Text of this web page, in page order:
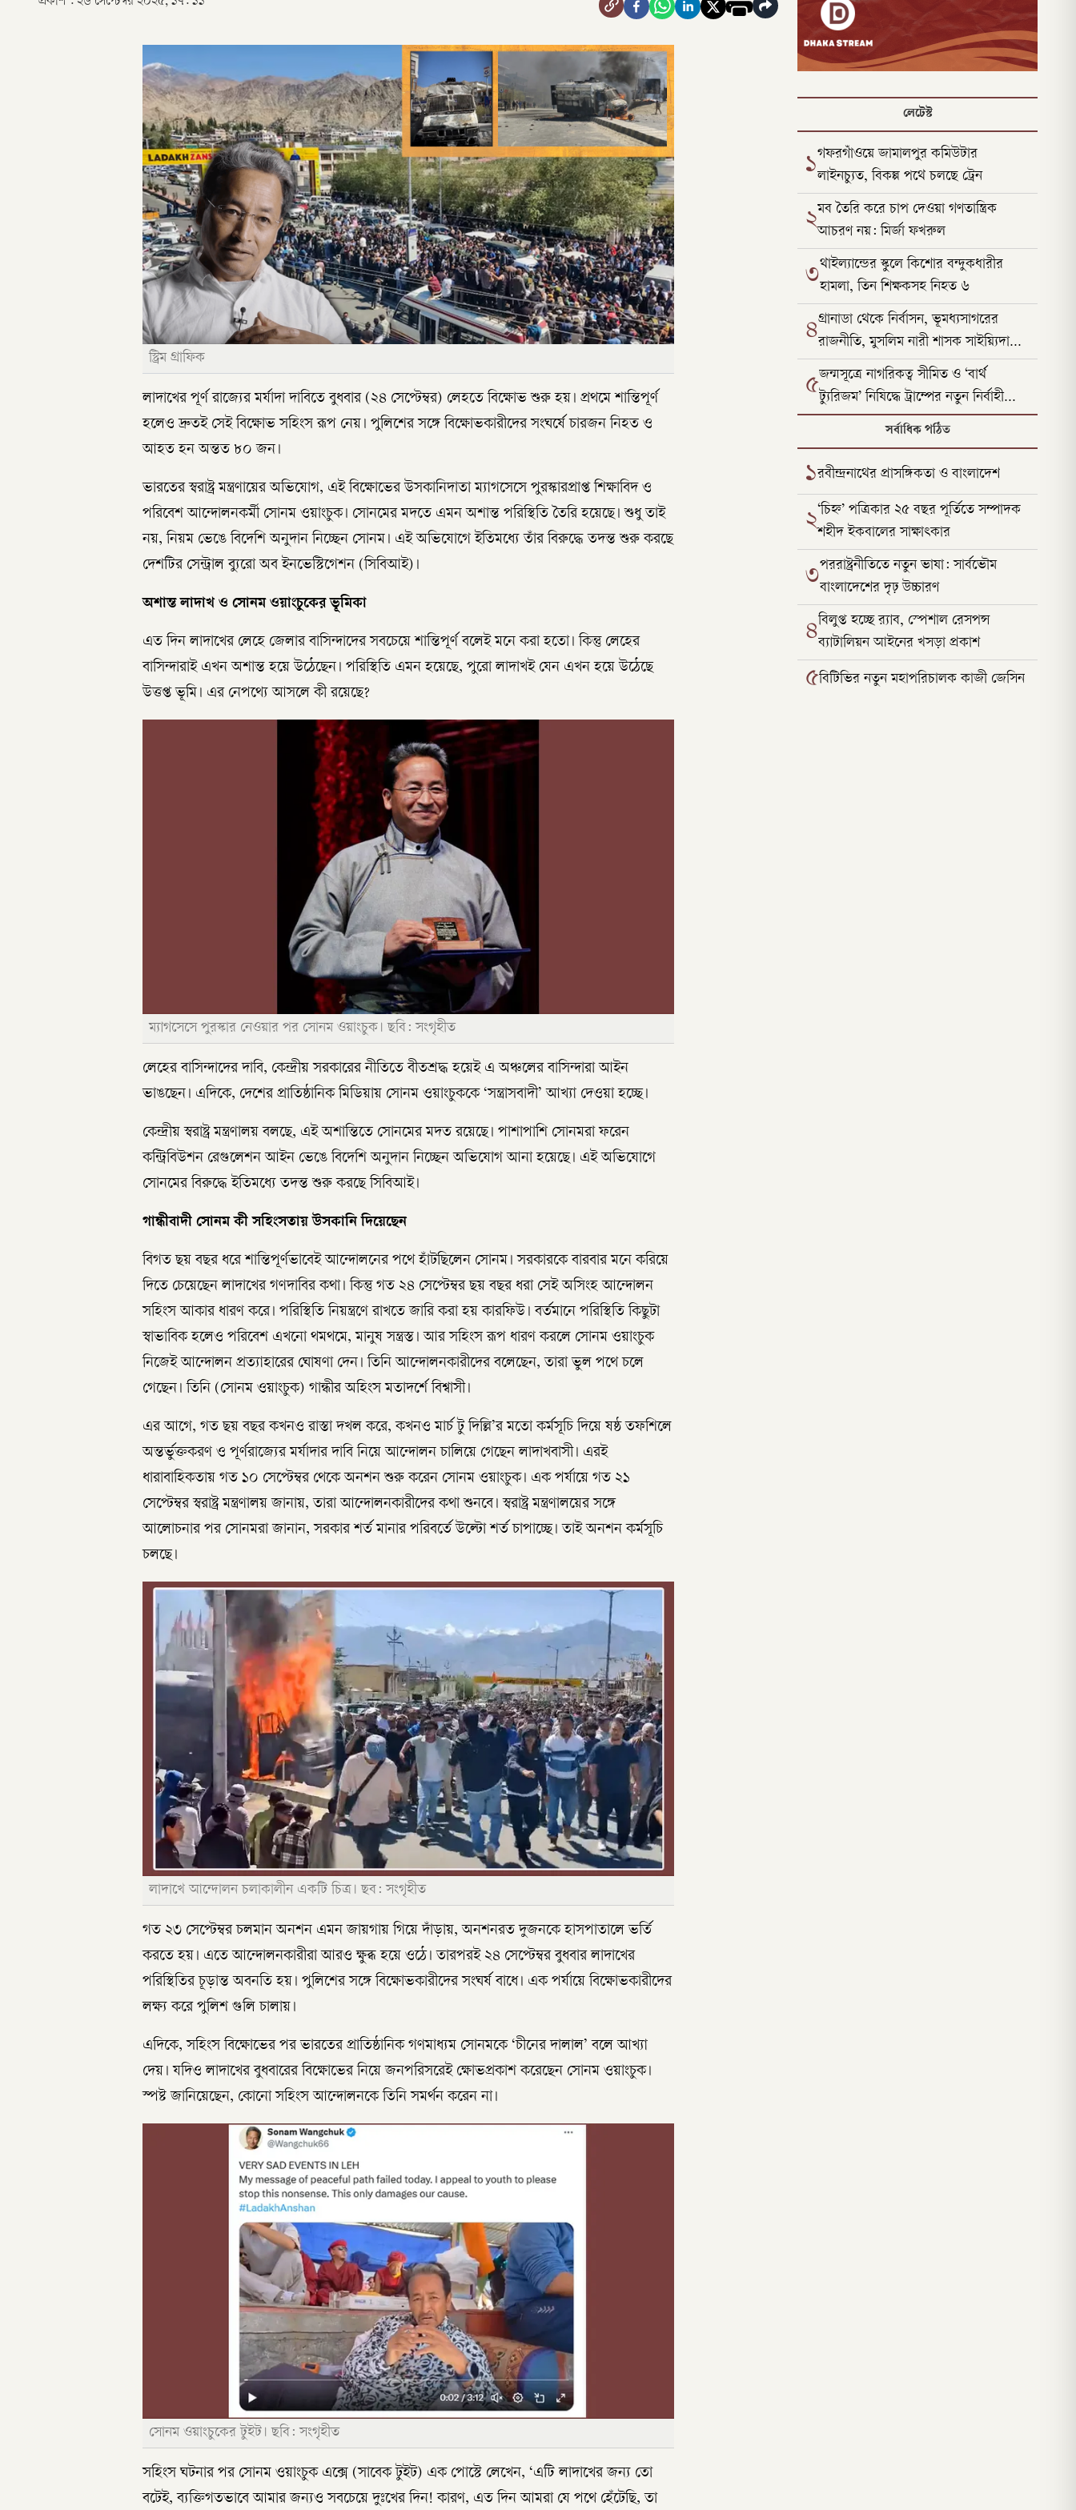
স্ট্রিম গ্রাফিক
লাদাখের পূর্ণ রাজ্যের মর্যাদা দাবিতে বুধবার (২৪ সেপ্টেম্বর) লেহতে বিক্ষোভ শুরু হয়। প্রথমে শান্তিপূর্ণ
হলেও দ্রুতই সেই বিক্ষোভ সহিংস রূপ নেয়। পুলিশের সঙ্গে বিক্ষোভকারীদের সংঘর্ষে চারজন নিহত ও
আহত হন অন্তত ৮০ জন।
ভারতের স্বরাষ্ট্র মন্ত্রণায়ের অভিযোগ, এই বিক্ষোভের উসকানিদাতা ম্যাগসেসে পুরস্কারপ্রাপ্ত শিক্ষাবিদ ও
পরিবেশ আন্দোলনকর্মী সোনম ওয়াংচুক। সোনমের মদতে এমন অশান্ত পরিস্থিতি তৈরি হয়েছে। শুধু তাই
নয়, নিয়ম ভেঙে বিদেশি অনুদান নিচ্ছেন সোনম। এই অভিযোগে ইতিমধ্যে তাঁর বিরুদ্ধে তদন্ত শুরু করছে
দেশটির সেন্ট্রাল ব্যুরো অব ইনভেস্টিগেশন (সিবিআই)।
অশান্ত লাদাখ ও সোনম ওয়াংচুকের ভূমিকা
এত দিন লাদাখের লেহে জেলার বাসিন্দাদের সবচেয়ে শান্তিপূর্ণ বলেই মনে করা হতো। কিন্তু লেহের
বাসিন্দারাই এখন অশান্ত হয়ে উঠেছেন। পরিস্থিতি এমন হয়েছে, পুরো লাদাখই যেন এখন হয়ে উঠেছে
উত্তপ্ত ভূমি। এর নেপথ্যে আসলে কী রয়েছে?
ম্যাগসেসে পুরস্কার নেওয়ার পর সোনম ওয়াংচুক। ছবি: সংগৃহীত
লেহের বাসিন্দাদের দাবি, কেন্দ্রীয় সরকারের নীতিতে বীতশ্রদ্ধ হয়েই এ অঞ্চলের বাসিন্দারা আইন
ভাঙছেন। এদিকে, দেশের প্রাতিষ্ঠানিক মিডিয়ায় সোনম ওয়াংচুককে ‘সন্ত্রাসবাদী’ আখ্যা দেওয়া হচ্ছে।
কেন্দ্রীয় স্বরাষ্ট্র মন্ত্রণালয় বলছে, এই অশান্তিতে সোনমের মদত রয়েছে। পাশাপাশি সোনমরা ফরেন
কন্ট্রিবিউশন রেগুলেশন আইন ভেঙে বিদেশি অনুদান নিচ্ছেন অভিযোগ আনা হয়েছে। এই অভিযোগে
সোনমের বিরুদ্ধে ইতিমধ্যে তদন্ত শুরু করছে সিবিআই।
গান্ধীবাদী সোনম কী সহিংসতায় উসকানি দিয়েছেন
বিগত ছয় বছর ধরে শান্তিপূর্ণভাবেই আন্দোলনের পথে হাঁটছিলেন সোনম। সরকারকে বারবার মনে করিয়ে
দিতে চেয়েছেন লাদাখের গণদাবির কথা। কিন্তু গত ২৪ সেপ্টেম্বর ছয় বছর ধরা সেই অসিংহ আন্দোলন
সহিংস আকার ধারণ করে। পরিস্থিতি নিয়ন্ত্রণে রাখতে জারি করা হয় কারফিউ। বর্তমানে পরিস্থিতি কিছুটা
স্বাভাবিক হলেও পরিবেশ এখনো থমথমে, মানুষ সন্ত্রস্ত। আর সহিংস রূপ ধারণ করলে সোনম ওয়াংচুক
নিজেই আন্দোলন প্রত্যাহারের ঘোষণা দেন। তিনি আন্দোলনকারীদের বলেছেন, তারা ভুল পথে চলে
গেছেন। তিনি (সোনম ওয়াংচুক) গান্ধীর অহিংস মতাদর্শে বিশ্বাসী।
এর আগে, গত ছয় বছর কখনও রাস্তা দখল করে, কখনও মার্চ টু দিল্লি’র মতো কর্মসূচি দিয়ে ষষ্ঠ তফশিলে
অন্তর্ভুক্তকরণ ও পূর্ণরাজ্যের মর্যাদার দাবি নিয়ে আন্দোলন চালিয়ে গেছেন লাদাখবাসী। এরই
ধারাবাহিকতায় গত ১০ সেপ্টেম্বর থেকে অনশন শুরু করেন সোনম ওয়াংচুক। এক পর্যায়ে গত ২১
সেপ্টেম্বর স্বরাষ্ট্র মন্ত্রণালয় জানায়, তারা আন্দোলনকারীদের কথা শুনবে। স্বরাষ্ট্র মন্ত্রণালয়ের সঙ্গে
আলোচনার পর সোনমরা জানান, সরকার শর্ত মানার পরিবর্তে উল্টো শর্ত চাপাচ্ছে। তাই অনশন কর্মসূচি
চলছে।
লাদাখে আন্দোলন চলাকালীন একটি চিত্র। ছব: সংগৃহীত
গত ২৩ সেপ্টেম্বর চলমান অনশন এমন জায়গায় গিয়ে দাঁড়ায়, অনশনরত দুজনকে হাসপাতালে ভর্তি
করতে হয়। এতে আন্দোলনকারীরা আরও ক্ষুব্ধ হয়ে ওঠে। তারপরই ২৪ সেপ্টেম্বর বুধবার লাদাখের
পরিস্থিতির চূড়ান্ত অবনতি হয়। পুলিশের সঙ্গে বিক্ষোভকারীদের সংঘর্ষ বাধে। এক পর্যায়ে বিক্ষোভকারীদের
লক্ষ্য করে পুলিশ গুলি চালায়।
এদিকে, সহিংস বিক্ষোভের পর ভারতের প্রাতিষ্ঠানিক গণমাধ্যম সোনমকে ‘চীনের দালাল’ বলে আখ্যা
দেয়। যদিও লাদাখের বুধবারের বিক্ষোভের নিয়ে জনপরিসরেই ক্ষোভপ্রকাশ করেছেন সোনম ওয়াংচুক।
স্পষ্ট জানিয়েছেন, কোনো সহিংস আন্দোলনকে তিনি সমর্থন করেন না।
সোনম ওয়াংচুকের টুইট। ছবি: সংগৃহীত
সহিংস ঘটনার পর সোনম ওয়াংচুক এক্সে (সাবেক টুইট) এক পোস্টে লেখেন, ‘এটি লাদাখের জন্য তো
বটেই, ব্যক্তিগতভাবে আমার জন্যও সবচেয়ে দুঃখের দিন! কারণ, এত দিন আমরা যে পথে হেঁটেছি, তা
লেটেস্ট
১গফরগাঁওয়ে জামালপুর কমিউটার
লাইনচ্যুত, বিকল্প পথে চলছে ট্রেন
২মব তৈরি করে চাপ দেওয়া গণতান্ত্রিক
আচরণ নয়: মির্জা ফখরুল
৩থাইল্যান্ডের স্কুলে কিশোর বন্দুকধারীর
হামলা, তিন শিক্ষকসহ নিহত ৬
৪গ্রানাডা থেকে নির্বাসন, ভূমধ্যসাগরের
রাজনীতি, মুসলিম নারী শাসক সাইয়্যিদা
আল-হুররার উত্থান
৫জন্মসূত্রে নাগরিকত্ব সীমিত ও ‘বার্থ
ট্যুরিজম’ নিষিদ্ধে ট্রাম্পের নতুন নির্বাহী
আদেশ
সর্বাধিক পঠিত
১রবীন্দ্রনাথের প্রাসঙ্গিকতা ও বাংলাদেশ
২‘চিহ্ন’ পত্রিকার ২৫ বছর পূর্তিতে সম্পাদক
শহীদ ইকবালের সাক্ষাৎকার
৩পররাষ্ট্রনীতিতে নতুন ভাষা: সার্বভৌম
বাংলাদেশের দৃঢ় উচ্চারণ
৪বিলুপ্ত হচ্ছে র‍্যাব, স্পেশাল রেসপন্স
ব্যাটালিয়ন আইনের খসড়া প্রকাশ
৫বিটিভির নতুন মহাপরিচালক কাজী জেসিন